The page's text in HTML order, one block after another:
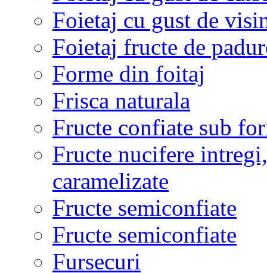
Foietaj cu gust de
Foietaj fructe de
Forme din foitaj
Frisca naturala
Fructe confiate sub
Fructe nucifere
caramelizate
Fructe semiconfiate
Fructe semiconfiate
Fursecuri